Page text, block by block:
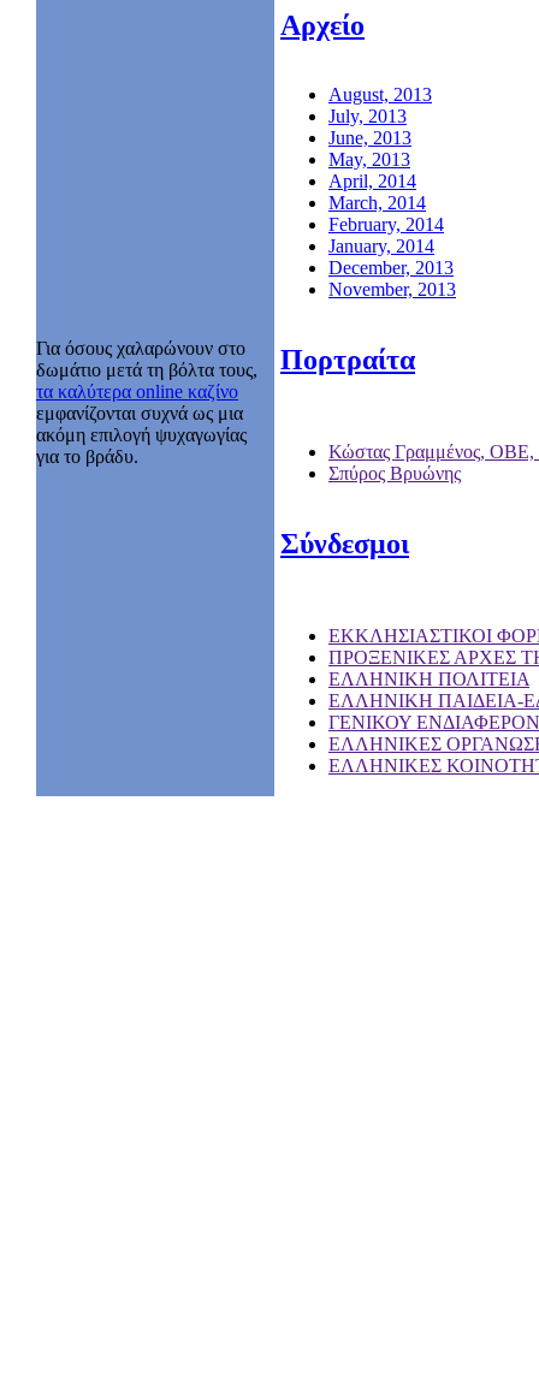
Για όσους χαλαρώνουν στο
δωμάτιο μετά τη βόλτα τους,
τα καλύτερα online καζίνο
εμφανίζονται συχνά ως μια
ακόμη επιλογή ψυχαγωγίας
για το βράδυ.
Αρχείο
August, 2013
July, 2013
June, 2013
May, 2013
April, 2014
March, 2014
February, 2014
January, 2014
December, 2013
November, 2013
Πορτραίτα
Κώστας Γραμμένος, ΟΒΕ,
Σπύρος Βρυώνης
Σύνδεσμοι
EKKΛΗΣΙΑΣΤΙΚΟΙ
ΠΡΟΞΕΝΙΚΕΣ ΑΡΧΕΣ
ΕΛΛΗΝΙΚΗ ΠΟΛΙΤΕΙΑ
ΕΛΛΗΝΙΚΗ ΠΑΙΔΕΙΑ-
ΓΕΝΙΚΟΥ
ΕΛΛΗΝΙΚΕΣ
ΕΛΛΗΝΙΚΕΣ